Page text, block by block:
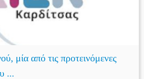
μία από τις προτεινόμενες
...